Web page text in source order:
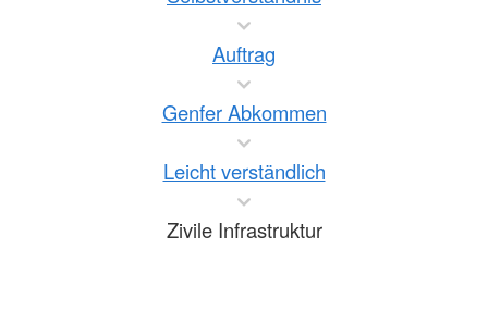
Auftrag
Genfer Abkommen
Leicht verständlich
Zivile Infrastruktur